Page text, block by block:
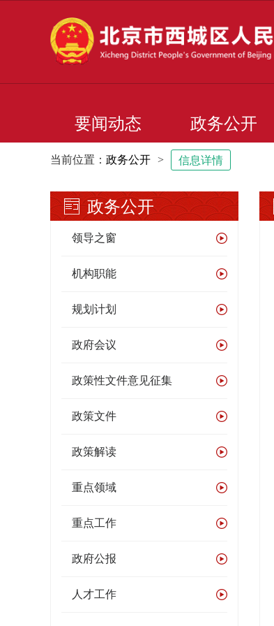
要闻动态 政务公开
当前位置： 政务公开 > 信息详情
政务公开
领导之窗
机构职能
规划计划
政府会议
政策性文件意见征集
政策文件
政策解读
重点领域
重点工作
政府公报
人才工作